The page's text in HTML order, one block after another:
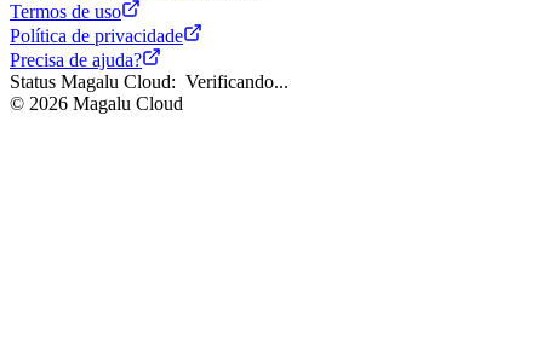
Termos de uso
Política de privacidade
Precisa de ajuda?
Status Magalu Cloud: Verificando...
© 2026 Magalu Cloud